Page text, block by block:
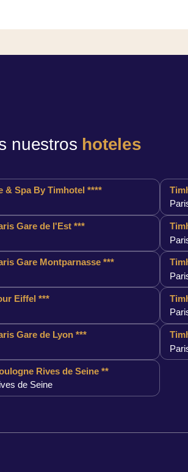
nuestros hoteles
& Spa By Timhotel ****
Gare de l'Est ***
Gare Montparnasse ***
Eiffel ***
Gare de Lyon ***
Rives de Seine **
de Seine